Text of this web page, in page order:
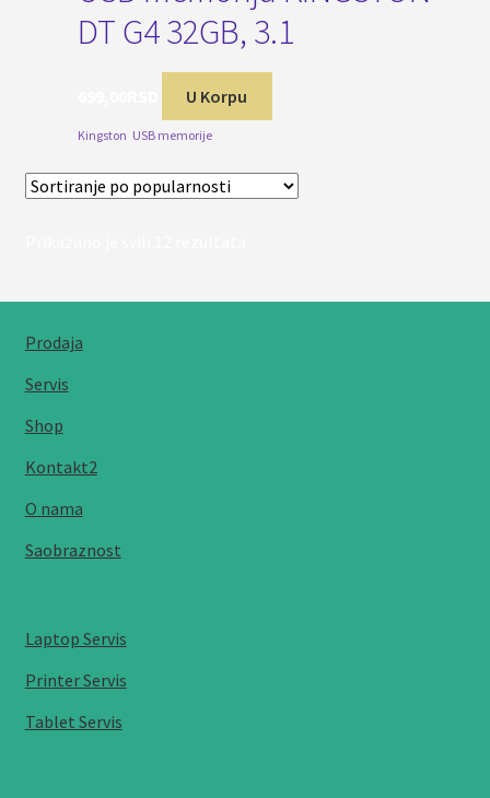
DT G4 32GB, 3.1
U Korpu
Kingston USB memorije
Prodaja
Servis
Shop
Kontakt2
O nama
Saobraznost
Laptop Servis
Printer Servis
Tablet Servis